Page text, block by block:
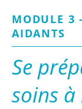
contenu
MODULE 3
AIDANTS
Se
soins